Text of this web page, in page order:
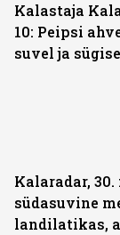
Kalastaja
10: Peipsi
suvel ja
Kalaradar, 30.
südasuvine
landilatikas,